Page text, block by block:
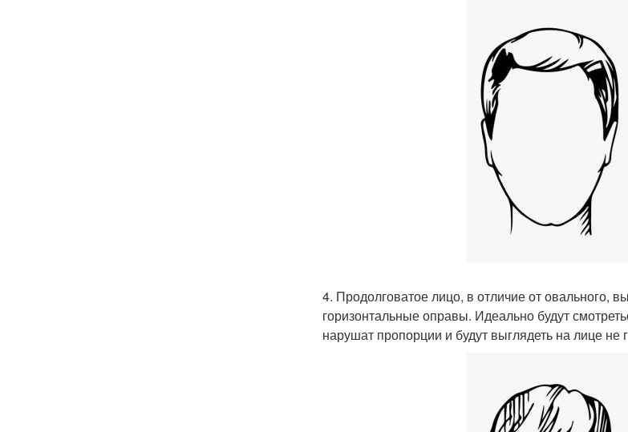
4. Продолговатое лицо, в отличие от овального,
горизонтальные оправы. Идеально будут
нарушат пропорции и будут выглядеть на лице не